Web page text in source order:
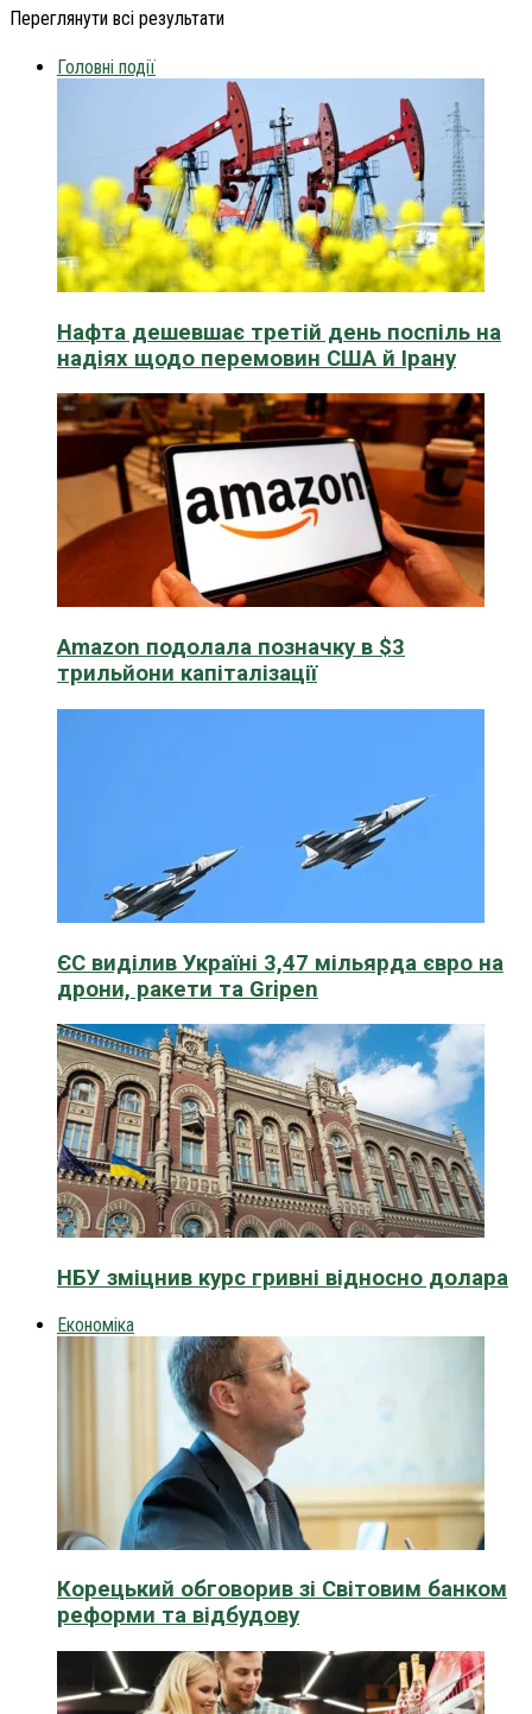
Переглянути всі результати
Головні події
Нафта дешевшає третій день поспіль на
надіях щодо перемовин США й Ірану
Amazon подолала позначку в $3
трильйони капіталізації
ЄС виділив Україні 3,47 мільярда євро на
дрони, ракети та Gripen
НБУ зміцнив курс гривні відносно долара
Економіка
Корецький обговорив зі Світовим банком
реформи та відбудову